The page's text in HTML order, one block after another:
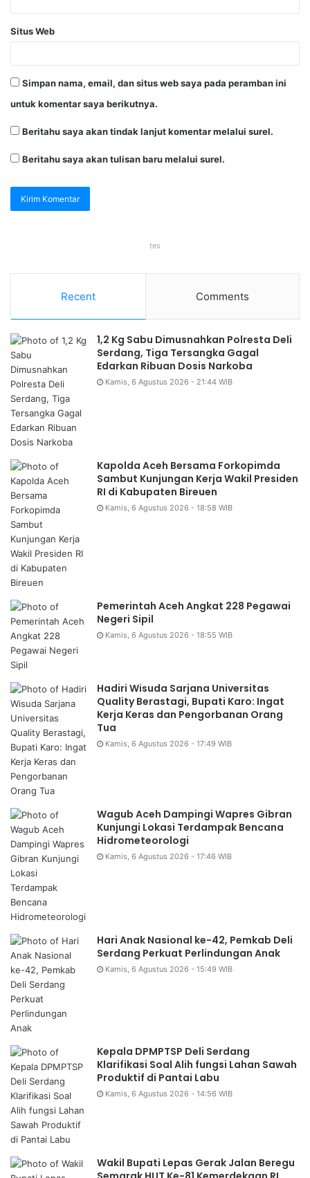
Situs Web
Simpan nama, email, dan situs web saya pada peramban ini
untuk komentar saya berikutnya.
Beritahu saya akan tindak lanjut komentar melalui surel.
Beritahu saya akan tulisan baru melalui surel.
tes
Recent Comments
1,2 Kg Sabu Dimusnahkan Polresta Deli
Serdang, Tiga Tersangka Gagal
Edarkan Ribuan Dosis Narkoba
Kamis, 6 Agustus 2026 - 21:44 WIB
Kapolda Aceh Bersama Forkopimda
Sambut Kunjungan Kerja Wakil Presiden
RI di Kabupaten Bireuen
Kamis, 6 Agustus 2026 - 18:58 WIB
Pemerintah Aceh Angkat 228 Pegawai
Negeri Sipil
Kamis, 6 Agustus 2026 - 18:55 WIB
Hadiri Wisuda Sarjana Universitas
Quality Berastagi, Bupati Karo: Ingat
Kerja Keras dan Pengorbanan Orang
Tua
Kamis, 6 Agustus 2026 - 17:49 WIB
Wagub Aceh Dampingi Wapres Gibran
Kunjungi Lokasi Terdampak Bencana
Hidrometeorologi
Kamis, 6 Agustus 2026 - 17:46 WIB
Hari Anak Nasional ke-42, Pemkab Deli
Serdang Perkuat Perlindungan Anak
Kamis, 6 Agustus 2026 - 15:49 WIB
Kepala DPMPTSP Deli Serdang
Klarifikasi Soal Alih fungsi Lahan Sawah
Produktif di Pantai Labu
Kamis, 6 Agustus 2026 - 14:56 WIB
Wakil Bupati Lepas Gerak Jalan Beregu